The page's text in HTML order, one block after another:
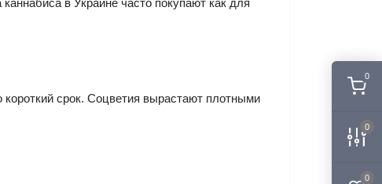
0
0
0
в Украине часто покупают как для
срок. Соцветия вырастают плотными